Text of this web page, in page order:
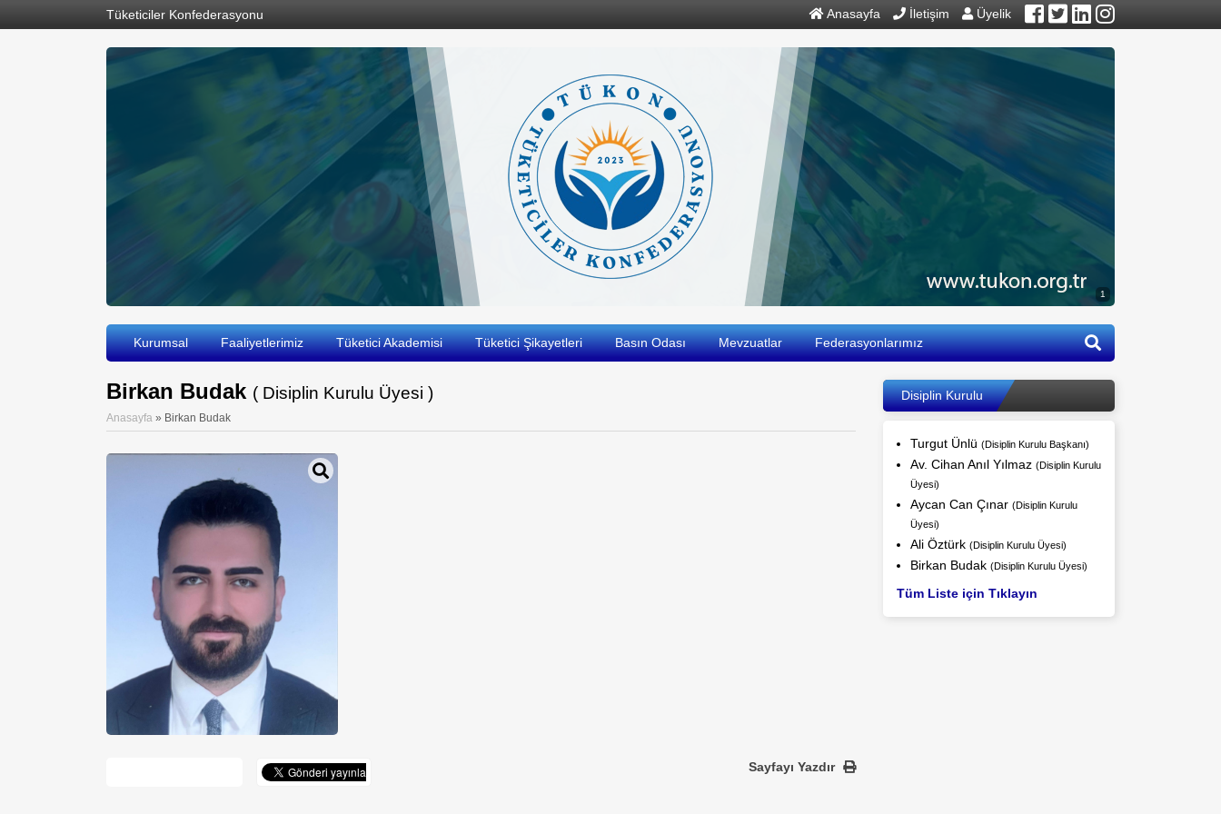
Tüketiciler Konfederasyonu Anasayfa İletişim Üyelik
1
Kurumsal Faaliyetlerimiz Tüketici Akademisi Tüketici Şikayetleri Basın Odası Mevzuatlar Federasyonlarımız
Birkan Budak ( Disiplin Kurulu Üyesi )
Anasayfa » Birkan Budak
Sayfayı Yazdır
Disiplin Kurulu
Turgut Ünlü (Disiplin Kurulu Başkanı)
Av. Cihan Anıl Yılmaz (Disiplin Kurulu
Üyesi)
Aycan Can Çınar (Disiplin Kurulu
Üyesi)
Ali Öztürk (Disiplin Kurulu Üyesi)
Birkan Budak (Disiplin Kurulu Üyesi)
Tüm Liste için Tıklayın